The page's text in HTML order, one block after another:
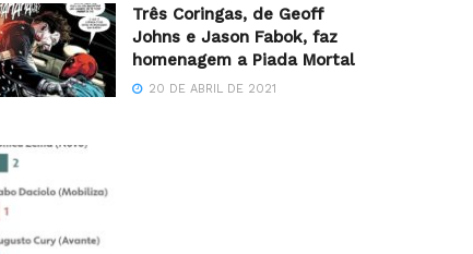
Três Coringas, de Geoff
Johns e Jason Fabok, faz
homenagem a Piada Mortal
20 DE ABRIL DE 2021